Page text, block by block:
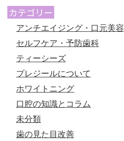
カテゴリー
アンチエイジング・口元美容
セルフケア・予防歯科
ティーシーズ
プレジールについて
ホワイトニング
口腔の知識とコラム
未分類
歯の見た目改善